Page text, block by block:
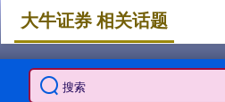
大牛证券 相关话题